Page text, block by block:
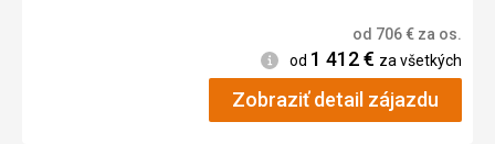
od 706€ za os.
Informácie
od 1 412€ za všetkých
Zobraziť detail zájazdu